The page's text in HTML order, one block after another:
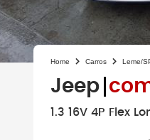
Home Carros Leme/
Jeep
1.3 16V 4P Flex